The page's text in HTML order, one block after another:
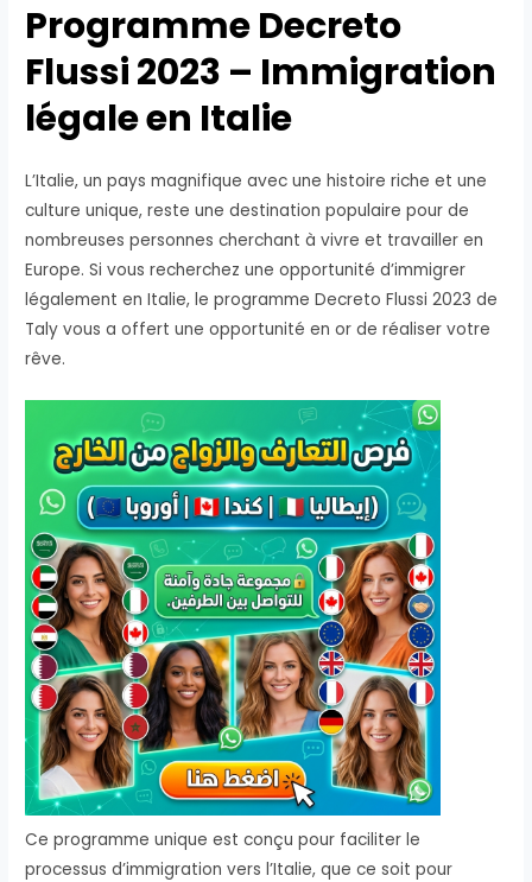
Programme Decreto
Flussi 2023 – Immigration
légale en Italie
L’Italie, un pays magnifique avec une histoire riche et une
culture unique, reste une destination populaire pour de
nombreuses personnes cherchant à vivre et travailler en
Europe. Si vous recherchez une opportunité d’immigrer
légalement en Italie, le programme Decreto Flussi 2023 de
Taly vous a offert une opportunité en or de réaliser votre
rêve.
Ce programme unique est conçu pour faciliter le
processus d’immigration vers l’Italie, que ce soit pour